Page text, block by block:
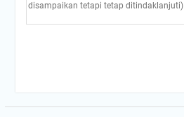
disampaikan tetapi tetap ditindaklanjuti)